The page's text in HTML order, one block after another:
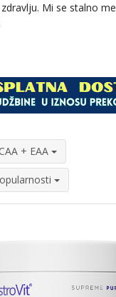
Mi se stalno
+ EAA